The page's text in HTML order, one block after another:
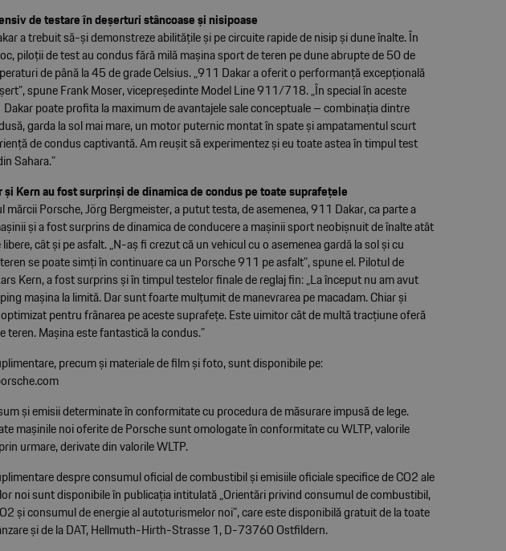
de testare în deșerturi stâncoase și nisipoase
a trebuit să-și demonstreze abilitățile și pe circuite rapide de nisip și dune înalte. În
piloții de test au condus fără milă mașina sport de teren pe dune abrupte de 50 de
de până la 45 de grade Celsius. „911 Dakar a oferit o performanță excepțională
spune Frank Moser, vicepreședinte Model Line 911/718. „În special în aceste
poate profita la maximum de avantajele sale conceptuale – combinația dintre
garda la sol mai mare, un motor puternic montat în spate și ampatamentul scurt
de condus captivantă. Am reușit să experimentez și eu toate astea în timpul test
Sahara.”
Kern au fost surprinși de dinamica de condus pe toate suprafețele
mărcii Porsche, Jörg Bergmeister, a putut testa, de asemenea, 911 Dakar, ca parte a
și a fost surprins de dinamica de conducere a mașinii sport neobișnuit de înalte atât
cât și pe asfalt. „N-aș fi crezut că un vehicul cu o asemenea gardă la sol și cu
se poate simți în continuare ca un Porsche 911 pe asfalt”, spune el. Pilotul de
Kern, a fost surprins și în timpul testelor finale de reglaj fin: „La început nu am avut
mașina la limită. Dar sunt foarte mulțumit de manevrarea pe macadam. Chiar și
pentru frânarea pe aceste suprafețe. Este uimitor cât de multă tracțiune oferă
teren. Mașina este fantastică la condus.”
precum și materiale de film și foto, sunt disponibile pe:
și emisii determinate în conformitate cu procedura de măsurare impusă de lege.
mașinile noi oferite de Porsche sunt omologate în conformitate cu WLTP, valorile
urmare, derivate din valorile WLTP.
despre consumul oficial de combustibil și emisiile oficiale specifice de CO2 ale
noi sunt disponibile în publicația intitulată „Orientări privind consumul de combustibil,
și consumul de energie al autoturismelor noi”, care este disponibilă gratuit de la toate
și de la DAT, Hellmuth-Hirth-Strasse 1, D-73760 Ostfildern.